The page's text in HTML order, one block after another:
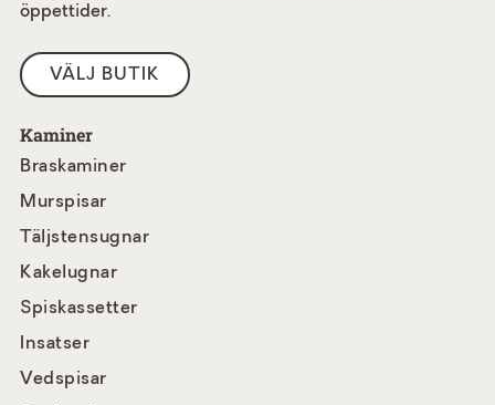
öppettider.
VÄLJ BUTIK
Kaminer
Braskaminer
Murspisar
Täljstensugnar
Kakelugnar
Spiskassetter
Insatser
Vedspisar